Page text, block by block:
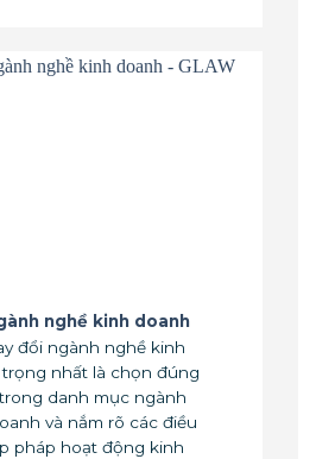
nghề kinh doanh
đổi ngành nghề kinh
nhất là chọn đúng
danh mục ngành
và nắm rõ các điều
pháp hoạt động kinh